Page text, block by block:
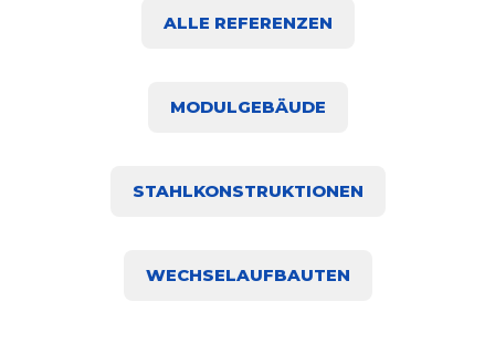
ALLE REFERENZEN
MODULGEBÄUDE
STAHLKONSTRUKTIONEN
WECHSELAUFBAUTEN